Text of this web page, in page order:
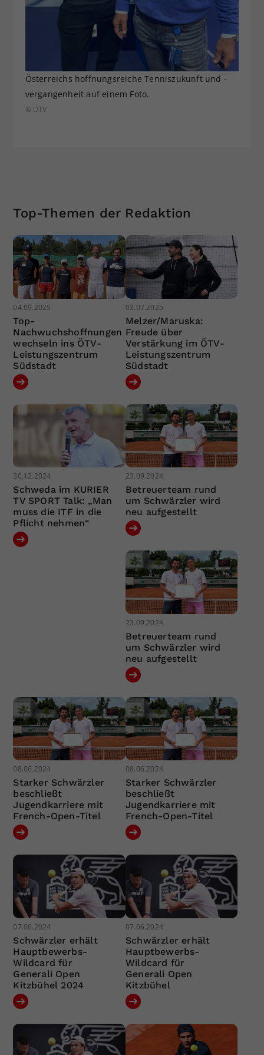
Österreichs hoffnungsreiche Tenniszukunft und -
vergangenheit auf einem Foto.
© ÖTV
Top-Themen der Redaktion
04.09.2025
Top-
Nachwuchshoffnungen
wechseln ins ÖTV-
Leistungszentrum
Südstadt
03.07.2025
Melzer/Maruska:
Freude über
Verstärkung im ÖTV-
Leistungszentrum
Südstadt
30.12.2024
Schweda im KURIER
TV SPORT Talk: „Man
muss die ITF in die
Pflicht nehmen“
23.09.2024
Betreuerteam rund
um Schwärzler wird
neu aufgestellt
23.09.2024
Betreuerteam rund
um Schwärzler wird
neu aufgestellt
08.06.2024
Starker Schwärzler
beschließt
Jugendkarriere mit
French-Open-Titel
08.06.2024
Starker Schwärzler
beschließt
Jugendkarriere mit
French-Open-Titel
07.06.2024
Schwärzler erhält
Hauptbewerbs-
Wildcard für
Generali Open
Kitzbühel 2024
07.06.2024
Schwärzler erhält
Hauptbewerbs-
Wildcard für
Generali Open
Kitzbühel